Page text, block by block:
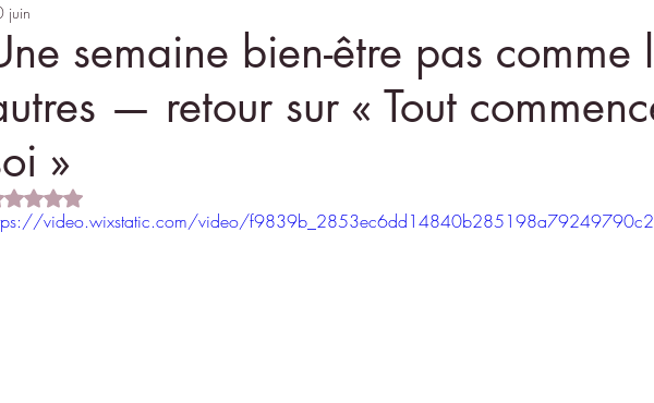
semaine bien-être pas comme
— retour sur « Tout
»
juin
Noté NaN étoiles sur 5.
video.wixstatic.com/video/